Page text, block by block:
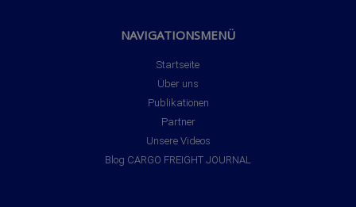
NAVIGATIONSMENÜ
Startseite
Über uns
Publikationen
Partner
Unsere Videos
Blog CARGO FREIGHT JOURNAL